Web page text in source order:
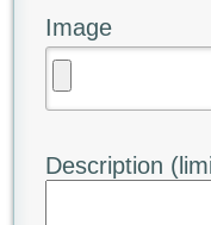
Image
Description